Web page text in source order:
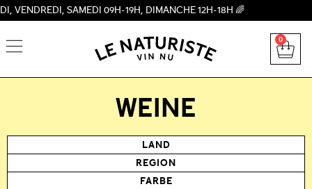
SAMEDI 09H-19H, DIMANCHE 12H-18H 🌈
0
WEINE
LAND
REGION
FARBE